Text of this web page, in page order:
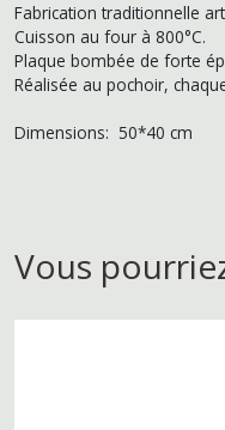
Fabrication traditionnelle
Cuisson au four à 800°C.
Plaque bombée de forte
Réalisée au pochoir,
Dimensions: 50*40 cm
Vous